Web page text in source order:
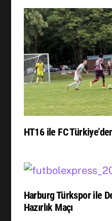
HT16 ile FC
Harburg Türkspor ile
Hazırlık Maçı